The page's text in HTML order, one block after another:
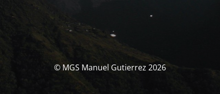
© MGS Manuel Gutierrez 2026